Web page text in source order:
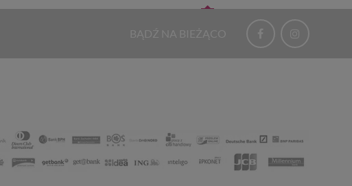
BĄDŹ NA BIEŻĄCO